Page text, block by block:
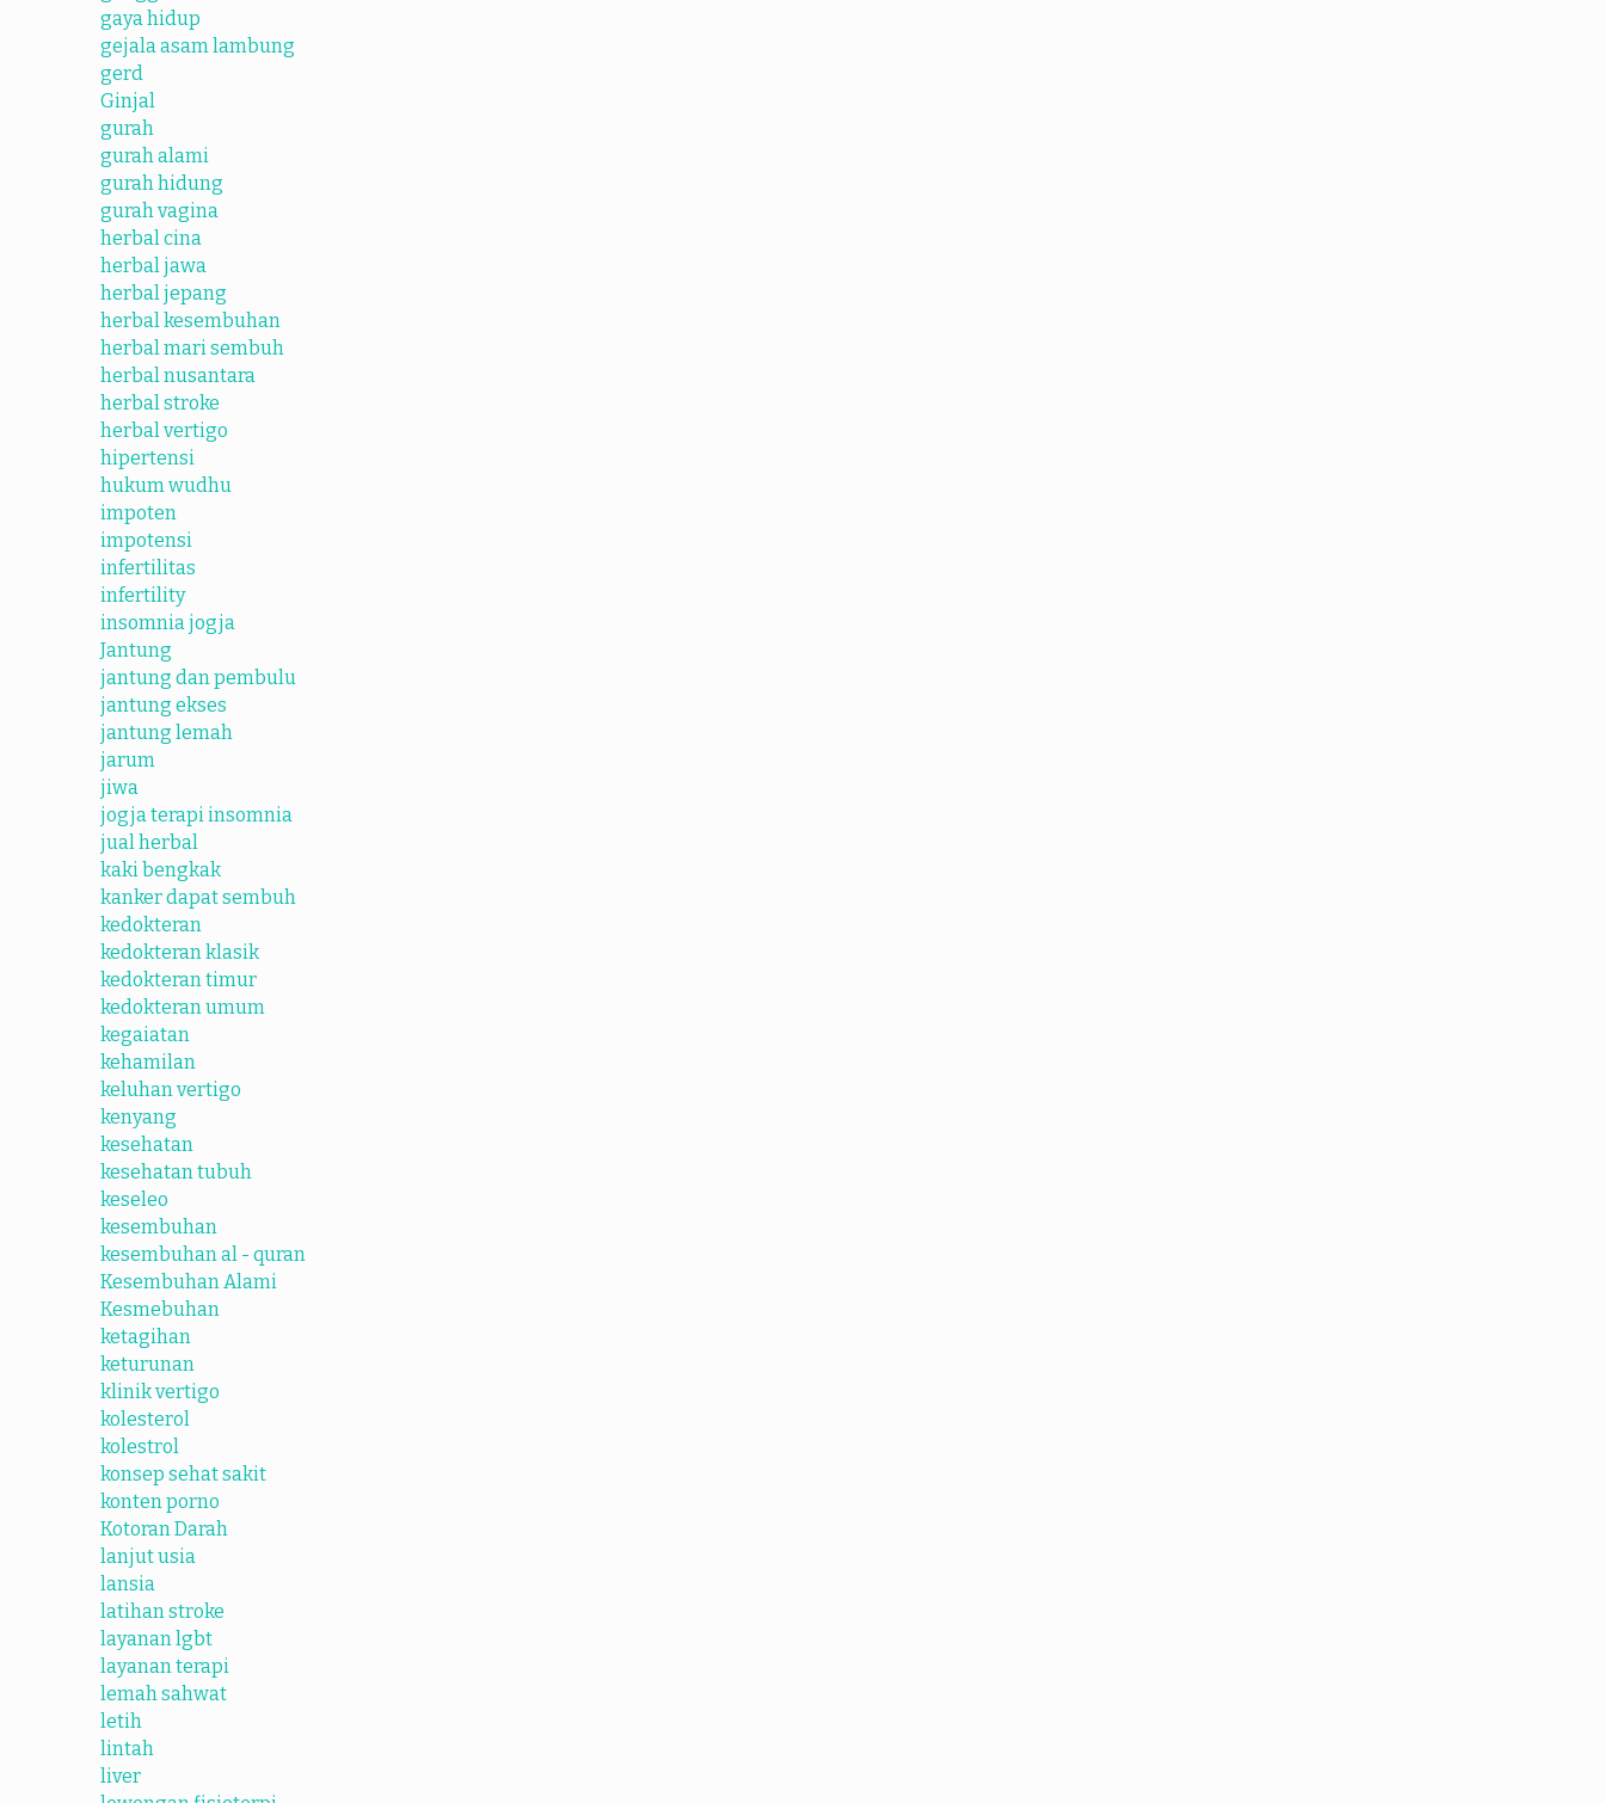
gaya hidup
gejala asam lambung
gerd
Ginjal
gurah
gurah alami
gurah hidung
gurah vagina
herbal cina
herbal jawa
herbal jepang
herbal kesembuhan
herbal mari sembuh
herbal nusantara
herbal stroke
herbal vertigo
hipertensi
hukum wudhu
impoten
impotensi
infertilitas
infertility
insomnia jogja
Jantung
jantung dan pembulu
jantung ekses
jantung lemah
jarum
jiwa
jogja terapi insomnia
jual herbal
kaki bengkak
kanker dapat sembuh
kedokteran
kedokteran klasik
kedokteran timur
kedokteran umum
kegaiatan
kehamilan
keluhan vertigo
kenyang
kesehatan
kesehatan tubuh
keseleo
kesembuhan
kesembuhan al - quran
Kesembuhan Alami
Kesmebuhan
ketagihan
keturunan
klinik vertigo
kolesterol
kolestrol
konsep sehat sakit
konten porno
Kotoran Darah
lanjut usia
lansia
latihan stroke
layanan lgbt
layanan terapi
lemah sahwat
letih
lintah
liver